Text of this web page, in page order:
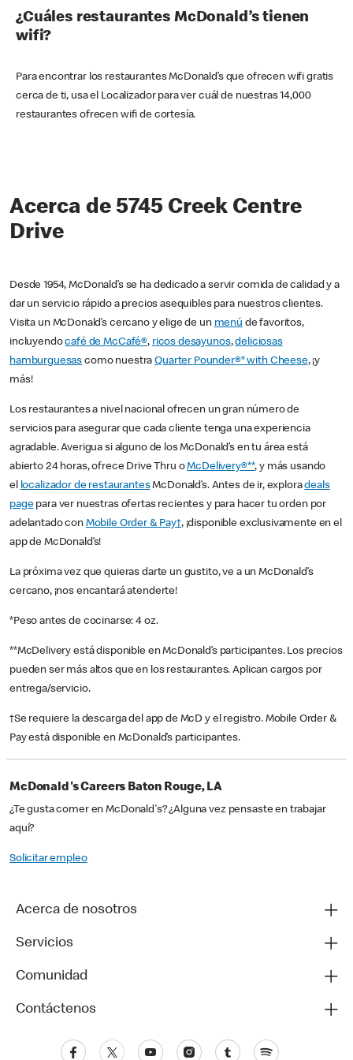
¿Cuáles restaurantes McDonald’s tienen
wifi?
Para encontrar los restaurantes McDonald’s que ofrecen wifi gratis
cerca de ti, usa el Localizador para ver cuál de nuestras 14,000
restaurantes ofrecen wifi de cortesía.
Acerca de 5745 Creek Centre
Drive
Desde 1954, McDonald’s se ha dedicado a servir comida de calidad y a
dar un servicio rápido a precios asequibles para nuestros clientes.
Visita un McDonald’s cercano y elige de un menú de favoritos,
incluyendocafé de McCafé®, ricos desayunos,deliciosas
hamburguesas como nuestraQuarter Pounder®* with Cheese, ¡y
más!
Los restaurantes a nivel nacional ofrecen un gran número de
servicios para asegurar que cada cliente tenga una experiencia
agradable. Averigua si alguno de los McDonald’s en tu área está
abierto 24 horas, ofrece Drive Thru oMcDelivery®**, y más usando
el localizador de restaurantesMcDonald’s. Antes de ir, exploradeals
pagepara ver nuestras ofertas recientes y para hacer tu orden por
adelantado con Mobile Order & Pay†, ¡disponible exclusivamente en el
app de McDonald’s!
La próxima vez que quieras darte un gustito, ve a un McDonald’s
cercano, ¡nos encantará atenderte!
*Peso antes de cocinarse: 4 oz.
**McDelivery está disponible en McDonald’s participantes. Los precios
pueden ser más altos que en los restaurantes. Aplican cargos por
entrega/servicio.
†Se requiere la descarga del app de McD y el registro. Mobile Order &
Pay está disponible en McDonald’s participantes.
McDonald's Careers Baton Rouge, LA
¿Te gusta comer en McDonald's? ¿Alguna vez pensaste en trabajar
aquí?
Solicitar empleo
Acerca de nosotros
Servicios
Comunidad
Contáctenos